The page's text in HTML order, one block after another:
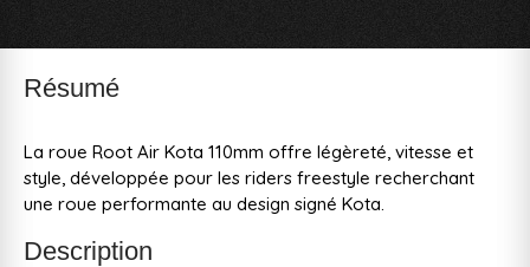
Résumé
La roue Root Air Kota 110mm offre légèreté, vitesse et
style, développée pour les riders freestyle recherchant
une roue performante au design signé Kota.
Description